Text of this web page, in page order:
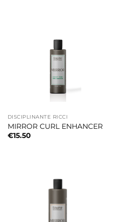
DISCIPLINANTE RICCI
MIRROR CURL ENHANCER
€15.50